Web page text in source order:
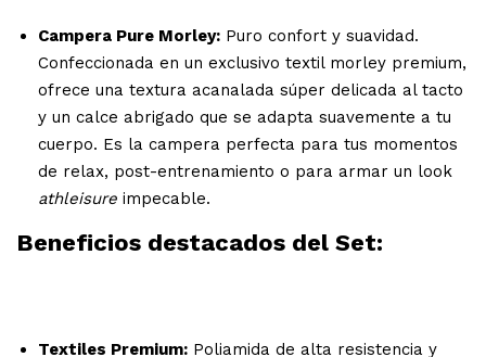
Campera Pure Morley: Puro confort y suavidad.
Confeccionada en un exclusivo textil morley premium,
ofrece una textura acanalada súper delicada al tacto
y un calce abrigado que se adapta suavemente a tu
cuerpo. Es la campera perfecta para tus momentos
de relax, post-entrenamiento o para armar un look
athleisure impecable.
Beneficios destacados del Set:
Textiles Premium: Poliamida de alta resistencia y